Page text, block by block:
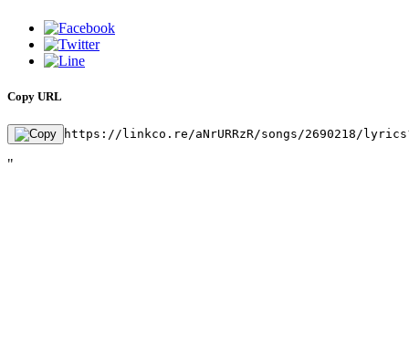
Copy URL
https://linkco.re/aNrURRzR/songs/2690218/
"